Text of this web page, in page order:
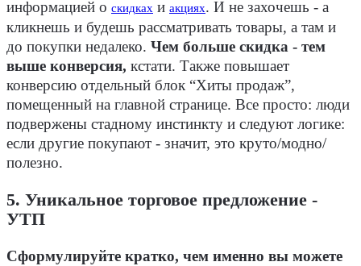
информацией о скидках и акциях. И не захочешь - а
кликнешь и будешь рассматривать товары, а там и
до покупки недалеко. Чем больше скидка - тем
выше конверсия, кстати. Также повышает
конверсию отдельный блок “Хиты продаж”,
помещенный на главной странице. Все просто: люди
подвержены стадному инстинкту и следуют логике:
если другие покупают - значит, это круто/модно/
полезно.
5. Уникальное торговое предложение -
УТП
Сформулируйте кратко, чем именно вы можете